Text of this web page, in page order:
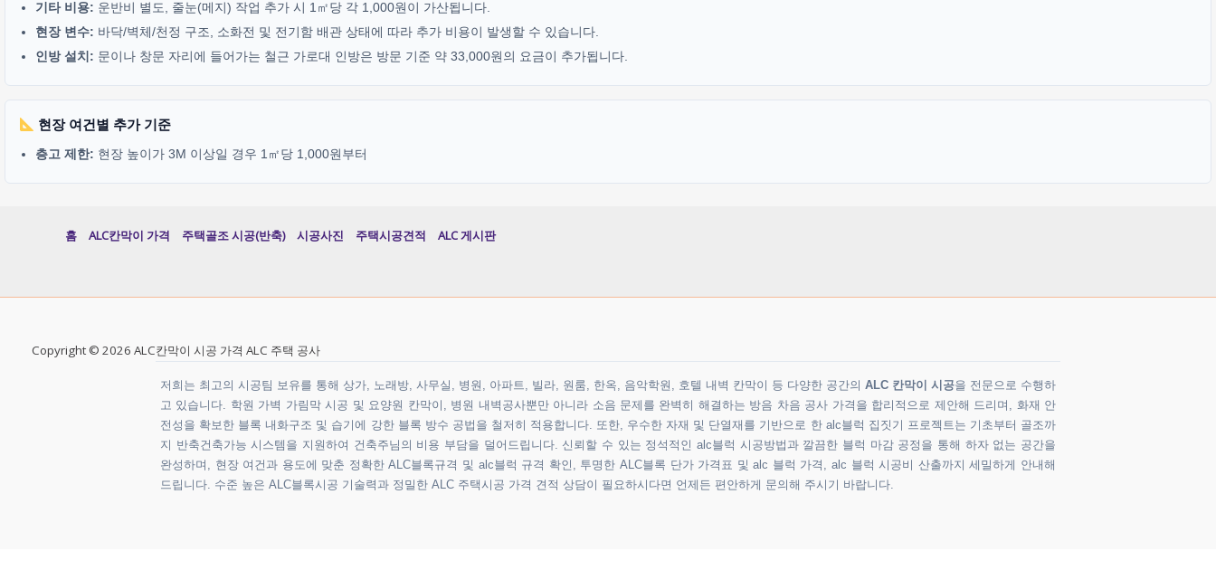
기타 비용: 운반비 별도, 줄눈(메지) 작업 추가 시 1㎡당 각 1,000원이 가산됩니다.
현장 변수: 바닥/벽체/천정 구조, 소화전 및 전기함 배관 상태에 따라 추가 비용이 발생할 수 있습니다.
인방 설치: 문이나 창문 자리에 들어가는 철근 가로대 인방은 방문 기준 약 33,000원의 요금이 추가됩니다.
현장 여건별 추가 기준
층고 제한: 현장 높이가 3M 이상일 경우 1㎡당 1,000원부터
홈 ALC칸막이 가격 주택골조 시공(반축) 시공사진 주택시공견적 ALC 게시판
Copyright © 2026 ALC칸막이 시공 가격 ALC 주택 공사
저희는 최고의 시공팀 보유를 통해 상가, 노래방, 사무실, 병원, 아파트, 빌라, 원룸, 한옥, 음악학원, 호텔 내벽 칸막이 등 다양한 공간의 ALC 칸막이 시공을 전문으로 수행하
고 있습니다. 학원 가벽 가림막 시공 및 요양원 칸막이, 병원 내벽공사뿐만 아니라 소음 문제를 완벽히 해결하는 방음 차음 공사 가격을 합리적으로 제안해 드리며, 화재 안
전성을 확보한 블록 내화구조 및 습기에 강한 블록 방수 공법을 철저히 적용합니다. 또한, 우수한 자재 및 단열재를 기반으로 한 alc블럭 집짓기 프로젝트는 기초부터 골조까
지 반축건축가능 시스템을 지원하여 건축주님의 비용 부담을 덜어드립니다. 신뢰할 수 있는 정석적인 alc블럭 시공방법과 깔끔한 블럭 마감 공정을 통해 하자 없는 공간을
완성하며, 현장 여건과 용도에 맞춘 정확한 ALC블록규격 및 alc블럭 규격 확인, 투명한 ALC블록 단가 가격표 및 alc 블럭 가격, alc 블럭 시공비 산출까지 세밀하게 안내해
드립니다. 수준 높은 ALC블록시공 기술력과 정밀한 ALC 주택시공 가격 견적 상담이 필요하시다면 언제든 편안하게 문의해 주시기 바랍니다.